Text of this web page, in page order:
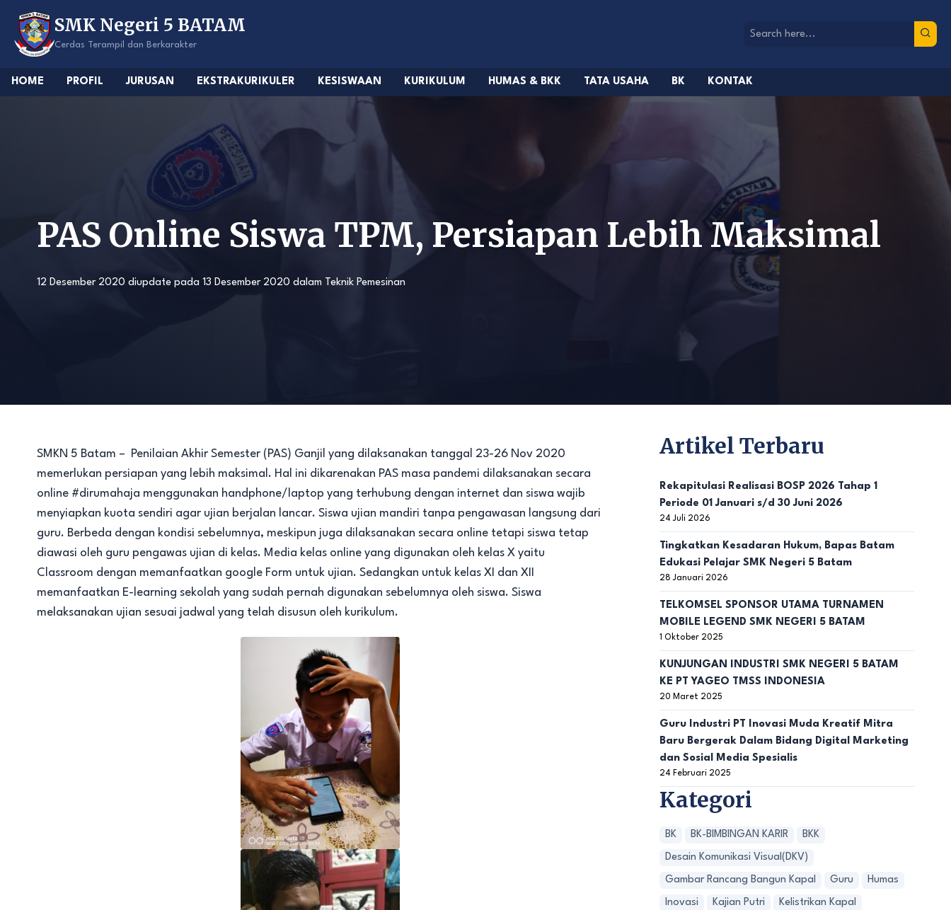
content
SMK Negeri 5 BATAM
Cerdas Terampil dan Berkarakter
HOME PROFIL JURUSAN EKSTRAKURIKULER KESISWAAN KURIKULUM HUMAS & BKK TATA USAHA BK KONTAK
PAS Online Siswa TPM, Persiapan Lebih Maksimal
12 Desember 2020 diupdate pada 13 Desember 2020 dalam Teknik Pemesinan
SMKN 5 Batam – Penilaian Akhir Semester (PAS) Ganjil yang dilaksanakan tanggal 23-26 Nov 2020
memerlukan persiapan yang lebih maksimal. Hal ini dikarenakan PAS masa pandemi dilaksanakan secara
online #dirumahaja menggunakan handphone/laptop yang terhubung dengan internet dan siswa wajib
menyiapkan kuota sendiri agar ujian berjalan lancar. Siswa ujian mandiri tanpa pengawasan langsung dari
guru. Berbeda dengan kondisi sebelumnya, meskipun juga dilaksanakan secara online tetapi siswa tetap
diawasi oleh guru pengawas ujian di kelas. Media kelas online yang digunakan oleh kelas X yaitu
Classroom dengan memanfaatkan google Form untuk ujian. Sedangkan untuk kelas XI dan XII
memanfaatkan E-learning sekolah yang sudah pernah digunakan sebelumnya oleh siswa. Siswa
melaksanakan ujian sesuai jadwal yang telah disusun oleh kurikulum.
Artikel Terbaru
Rekapitulasi Realisasi BOSP 2026 Tahap 1
Periode 01 Januari s/d 30 Juni 2026
24 Juli 2026
Tingkatkan Kesadaran Hukum, Bapas Batam
Edukasi Pelajar SMK Negeri 5 Batam
28 Januari 2026
TELKOMSEL SPONSOR UTAMA TURNAMEN
MOBILE LEGEND SMK NEGERI 5 BATAM
1 Oktober 2025
KUNJUNGAN INDUSTRI SMK NEGERI 5 BATAM
KE PT YAGEO TMSS INDONESIA
20 Maret 2025
Guru Industri PT Inovasi Muda Kreatif Mitra
Baru Bergerak Dalam Bidang Digital Marketing
dan Sosial Media Spesialis
24 Februari 2025
Kategori
BK BK-BIMBINGAN KARIR BKK
Desain Komunikasi Visual(DKV)
Gambar Rancang Bangun Kapal Guru Humas
Inovasi Kajian Putri Kelistrikan Kapal